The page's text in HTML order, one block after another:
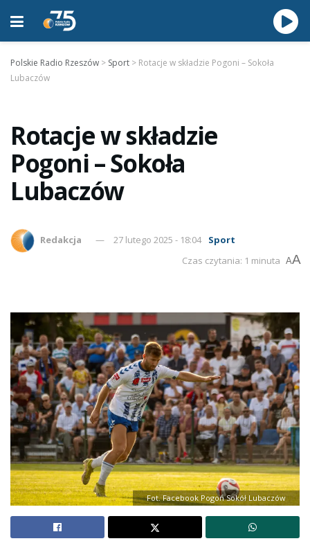
Polskie Radio Rzeszów > Sport > Rotacje w składzie Pogoni – Sokoła
Lubaczów
Rotacje w składzie
Pogoni – Sokoła
Lubaczów
Redakcja 27 lutego 2025 - 18:04 Sport
Czas czytania: 1 minuta AA
Fot. Facebook Pogoń Sokół Lubaczów